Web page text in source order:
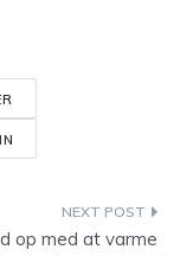
op med at varme